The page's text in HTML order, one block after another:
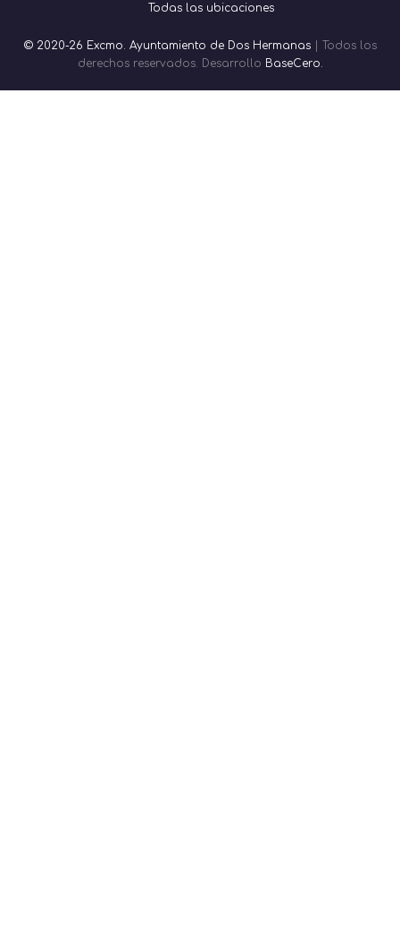
Todas las ubicaciones
© 2020-26 Excmo. Ayuntamiento de Dos Hermanas| Todos los
derechos reservados. Desarrollo BaseCero.